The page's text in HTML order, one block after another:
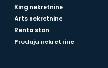
King nekretnine
Arts nekretnine
Renta stan
Prodaja nekretnine